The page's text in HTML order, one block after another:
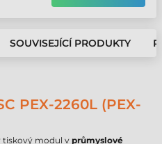
SOUVISEJÍCÍ PRODUKTY
PEX-2260L (PEX-
tiskový modul v průmyslové